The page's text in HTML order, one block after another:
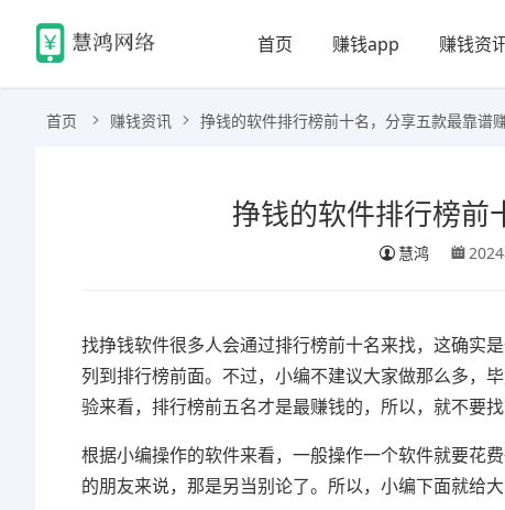
首页 赚钱app 赚钱资
首页 赚钱资讯 挣钱的软件排行榜前十名，分享五款最靠谱
挣钱的软件排行榜前
慧鸿
找挣钱软件很多人会通过排行榜前十名来找，这确实
列到排行榜前面。不过，小编不建议大家做那么多，
验来看，排行榜前五名才是最赚钱的，所以，就不要找
根据小编操作的软件来看，一般操作一个软件就要花
的朋友来说，那是另当别论了。所以，小编下面就给